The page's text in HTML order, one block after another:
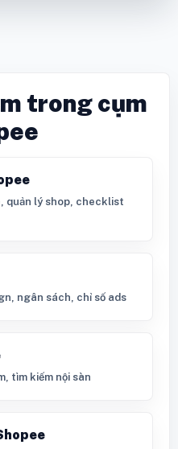
trong cụm
quản lý shop, checklist
ngân sách, chỉ số ads
tìm kiếm nội sàn